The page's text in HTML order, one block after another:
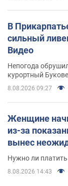
В
сильный
Видео
Непогода
курортный
8.08.2026 09:27
Женщине
из-за
вынес
Нужно ли
8.08.2026 14:43